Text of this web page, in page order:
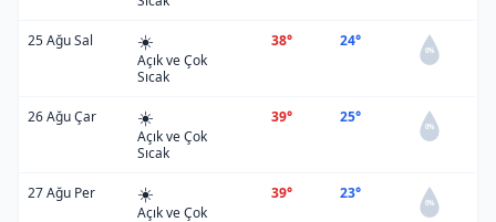
25 Ağu Sal ☀️
Açık ve Çok
Sıcak
38° 24°
0%
26 Ağu Çar ☀️
Açık ve Çok
Sıcak
39° 25°
0%
27 Ağu Per ☀️
Açık ve Çok
39° 23°
0%